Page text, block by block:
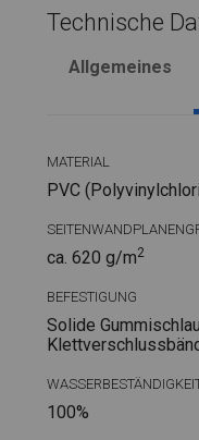
Technische
Allgemeines
MATERIAL
PVC
ca. 620 g/m2
BEFESTIGUNG
Solide
100%